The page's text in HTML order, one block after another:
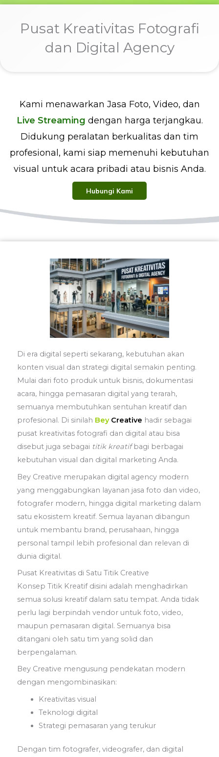
Pusat Kreativitas Fotografi
dan Digital Agency
Kami menawarkan Jasa Foto, Video, dan
Live Streaming dengan harga terjangkau.
Didukung peralatan berkualitas dan tim
profesional, kami siap memenuhi kebutuhan
visual untuk acara pribadi atau bisnis Anda.
Hubungi Kami
Di era digital seperti sekarang, kebutuhan akan
konten visual dan strategi digital semakin penting.
Mulai dari foto produk untuk bisnis, dokumentasi
acara, hingga pemasaran digital yang terarah,
semuanya membutuhkan sentuhan kreatif dan
profesional. Di sinilah Bey Creative hadir sebagai
pusat kreativitas fotografi dan digital atau bisa
disebut juga sebagai titik kreatifbagi berbagai
kebutuhan visual dan digital marketing Anda.
Bey Creative merupakan digital agency modern
yang menggabungkan layanan jasa foto dan video,
fotografer modern, hingga digital marketing dalam
satu ekosistem kreatif. Semua layanan dibangun
untuk membantu brand, perusahaan, hingga
personal tampil lebih profesional dan relevan di
dunia digital.
Pusat Kreativitas di Satu Titik Creative
Konsep Titik Kreatif disini adalah menghadirkan
semua solusi kreatif dalam satu tempat. Anda tidak
perlu lagi berpindah vendor untuk foto, video,
maupun pemasaran digital. Semuanya bisa
ditangani oleh satu tim yang solid dan
berpengalaman.
Bey Creative mengusung pendekatan modern
dengan mengombinasikan:
Kreativitas visual
Teknologi digital
Strategi pemasaran yang terukur
Dengan tim fotografer, videografer, dan digital